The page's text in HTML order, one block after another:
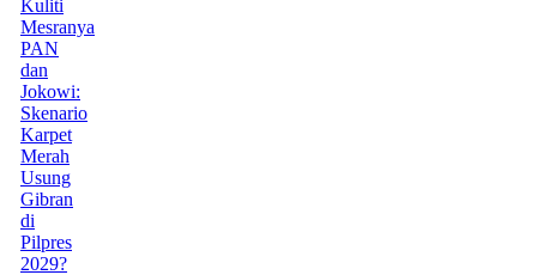
Kuliti
Mesranya
PAN
dan
Jokowi:
Skenario
Karpet
Merah
Usung
Gibran
di
Pilpres
2029?